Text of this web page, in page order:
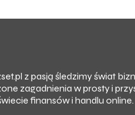
z pasją śledzimy świat
zagadnienia w prosty i
finansów i handlu online.